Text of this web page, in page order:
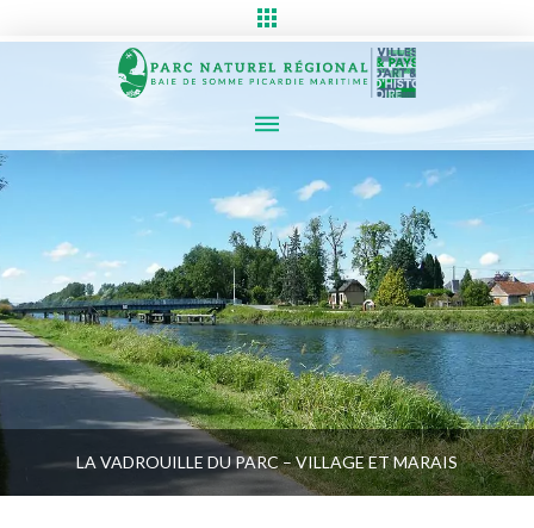
LA VADROUILLE DU PARC – VILLAGE ET MARAIS